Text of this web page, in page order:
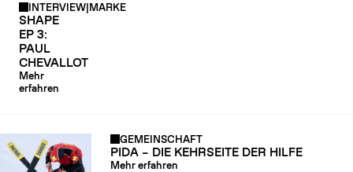
INTERVIEW|MARKE
SHAPE
EP 3:
PAUL
CHEVALLOT
Mehr
erfahren
GEMEINSCHAFT
PIDA – DIE KEHRSEITE DER HILFE
Mehr erfahren